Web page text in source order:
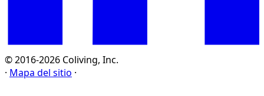
© 2016-2026 Coliving, Inc.
· Mapa del sitio ·